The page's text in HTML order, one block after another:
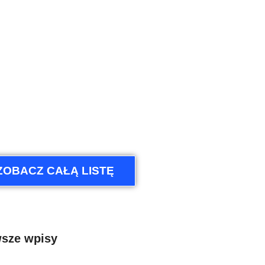
CAŁĄ LISTĘ
wpisy